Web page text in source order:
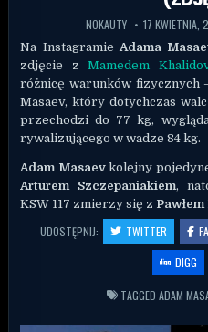
NOKAUTY 17 KWIETNIA,
Na Instagramie Adama
zdjęcie zMamedem
różnicę warunków fizycznych
Masaev, który dotychczas
przechodzi do 77 kg,
rywalizującego w wadze 84 kg.
Adam Masaevkolejny
Arturem Szczepaniakiem,
KSW 117 zmierzy się z
UDOSTĘPNIJ: TWITTER
DIGG
TAGGED ADAM